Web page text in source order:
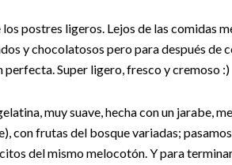
postres ligeros. Lejos de las comidas
y chocolatosos pero para después de
perfecta. Super ligero, fresco y cremoso :)
muy suave, hecha con un jarabe,
con frutas del bosque variadas;
del mismo melocotón. Y para